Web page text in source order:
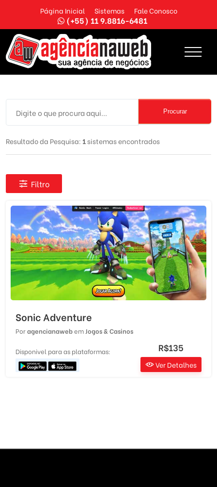
Página Inicial Sistemas Fale Conosco
(+55) 11 9.8816-6481
Procurar
Resultado da Pesquisa: 1sistemas encontrados
Filtro
Sonic Adventure
Poragencianawebem Jogos & Casinos
Disponivel para as plataformas: R$135
Ver Detalhes